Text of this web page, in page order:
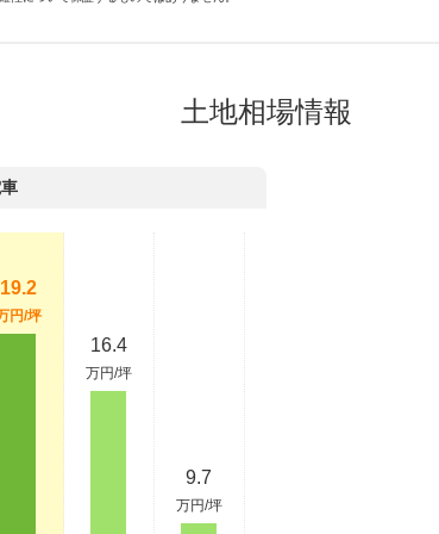
土地相場情報
19.2
円/坪
16.4
万円/坪
9.7
万円/坪